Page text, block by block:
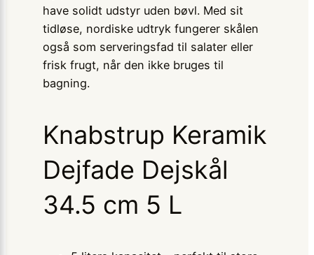
have solidt udstyr uden bøvl. Med sit
tidløse, nordiske udtryk fungerer skålen
også som serveringsfad til salater eller
frisk frugt, når den ikke bruges til
bagning.
Knabstrup Keramik
Dejfade Dejskål
34.5 cm 5 L